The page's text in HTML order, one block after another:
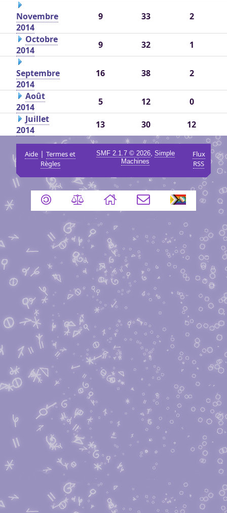
Novembre
2014
9 33 2
Octobre
2014
9 32 1
Septembre
2014
16 38 2
Août
2014
5 12
0
Juillet
2014
13 30 12
Aide |Termes et
Règles
SMF 2.1.7 © 2026, Simple
Machines
Flux
RSS